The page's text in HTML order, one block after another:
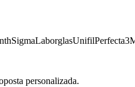
SigmaLaborglasUnifilPerfecta
personalizada.